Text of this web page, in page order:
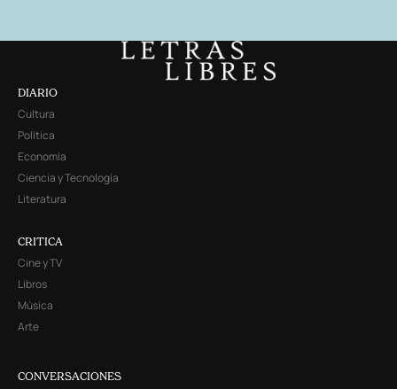
DIARIO
Cultura
Política
Economía
Ciencia y Tecnología
Literatura
CRITICA
Cine y TV
Libros
Música
Arte
CONVERSACIONES